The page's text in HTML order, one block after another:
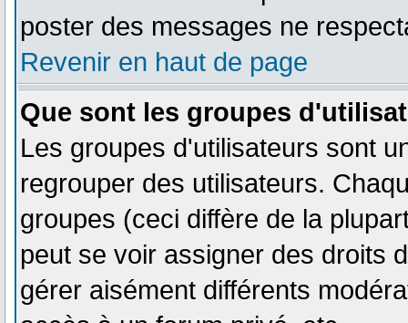
poster des messages ne
Revenir en haut de page
Que sont les groupes
Les groupes d'utilisateurs sont
regrouper des utilisateurs.
groupes (ceci diffère de la
peut se voir assigner des droits
gérer aisément différents